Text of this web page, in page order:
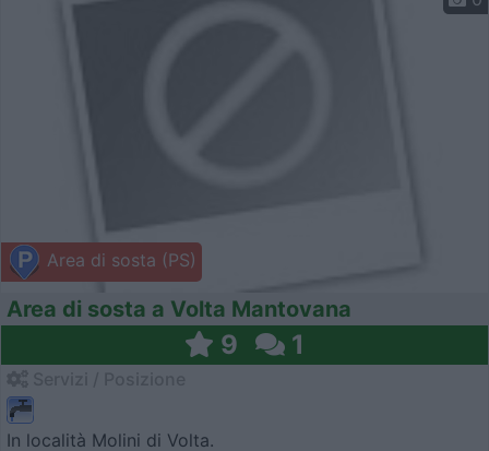
Area di sosta (PS)
Area di sosta a Volta Mantovana
9 1
In località Molini di Volta.